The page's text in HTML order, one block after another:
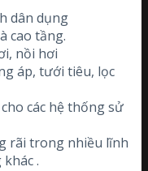
dân dụng
cao tầng.
nồi hơi
áp, tưới tiêu, lọc
các hệ thống sử
rãi trong nhiều lĩnh
.